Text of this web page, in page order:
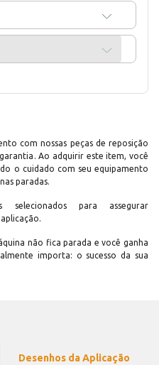
com nossas peças de reposição
Ao adquirir este item, você
o cuidado com seu equipamento
paradas.
selecionados para assegurar
não fica parada e você ganha
importa: o sucesso da sua
Desenhos da Aplicação